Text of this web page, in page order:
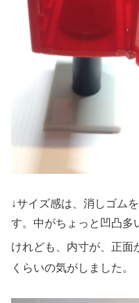
↓サイズ感は、消しゴム
す。中がちょっと凹凸多
けれども、内寸が、正面
くらいの気がしました。